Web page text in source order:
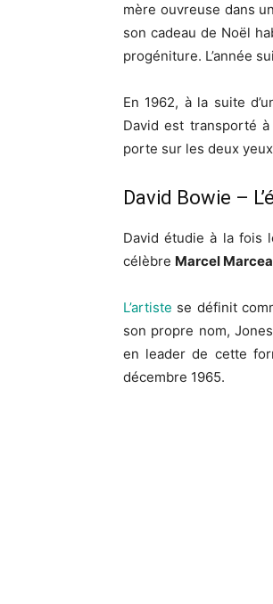
mère ouvreuse dans
son cadeau de Noël
progéniture. L’année
En 1962, à la suite
David est transporté
porte sur les deux
David Bowie –
David étudie à la fois
célèbre Marcel Marcea
L’artiste se définit
son propre nom,
en leader de cette
décembre 1965.